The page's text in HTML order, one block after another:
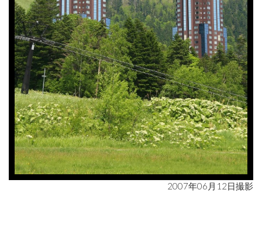
2007年06月12日撮影